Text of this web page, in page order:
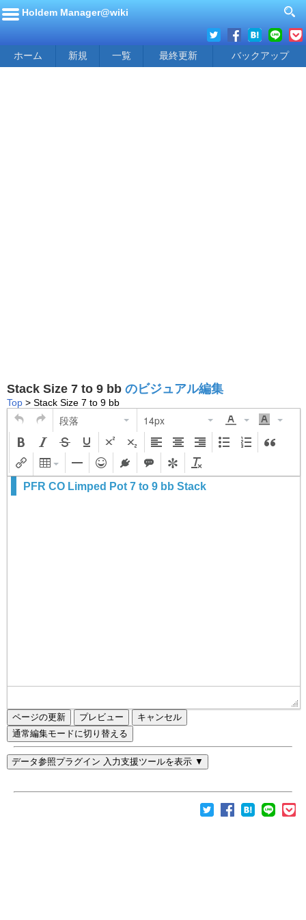
Holdem Manager@wiki
ホーム 新規 一覧 最終更新 バックアップ
Stack Size 7 to 9 bb のビジュアル編集
Top > Stack Size 7 to 9 bb
段落 14px
ページの更新
通常編集モードに切り替える
データ参照プラグイン 入力支援ツールを表示 ▼